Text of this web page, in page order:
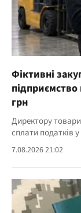
Фіктивні
грн
Директору
сплати податків
7.08.2026 21:02